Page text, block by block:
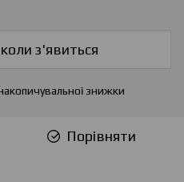
з'явиться
знижки
Порівняти